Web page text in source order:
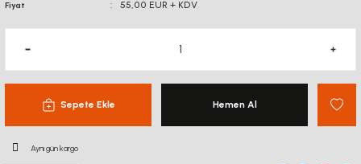
Fiyat 55,00 EUR + KDV
Sepete Ekle Hemen Al
Aynı gün kargo